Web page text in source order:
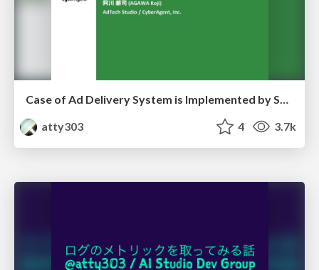
Case of Ad Delivery System is Implemented by Scala and DDD
atty303
4 3.7k